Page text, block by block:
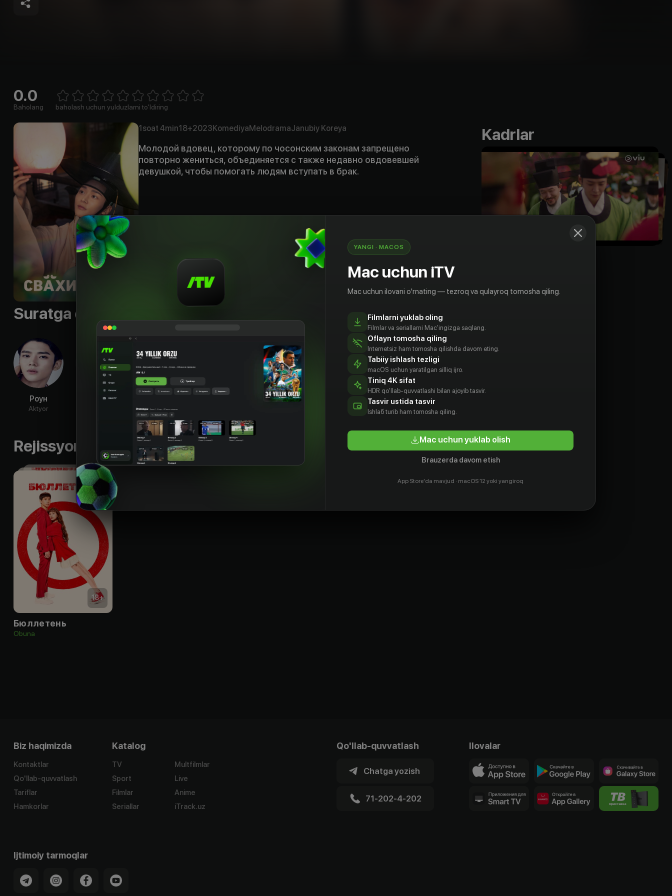
0.0
Baholang 1 Star2 Stars3 Stars4 Stars5 Stars6 Stars7 Stars8 Stars
baholash uchun yulduzlarni to'ldiring
1soat 4min18+2023KomediyaMelodramaJanubiy Koreya
Молодой вдовец, которому по чосонским законам запрещено
повторно жениться, объединяется с также недавно овдовевшей
девушкой, чтобы помогать людям вступать в брак.
Kadrlar
Suratga olish guruhi
Роун
Aktyor
Чо И-хён
чхоль
Aktyor
Со Джин-вон Хван Сын-ги
Rejissyor
Ким Су-
джин
Rejissyorning boshqa ishlari
18+
Бюллетень
Obuna
Biz haqimizda
Kontaktlar
Qo'llab-quvvatlash
Tariflar
Hamkorlar
Katalog
TV
Sport
Filmlar
Seriallar
Multfilmlar
Live
Anime
iTrack.uz
Qo'llab-quvvatlash
Chatga yozish
71-202-4-202
Ilovalar
Ijtimoiy tarmoqlar
YANGI · MACOS
Mac uchun iTV
Mac uchun ilovani o'rnating — tezroq va qulayroq tomosha qiling.
Filmlarni yuklab oling
Filmlar va seriallarni Mac'ingizga saqlang.
Oflayn tomosha qiling
Internetsiz ham tomosha qilishda davom eting.
Tabiiy ishlash tezligi
macOS uchun yaratilgan silliq ijro.
Tiniq 4K sifat
HDR qo'llab-quvvatlashi bilan ajoyib tasvir.
Tasvir ustida tasvir
Ishlаб turib ham tomosha qiling.
Mac uchun yuklab olish
Brauzerda davom etish
App Store'da mavjud · macOS 12 yoki yangiroq